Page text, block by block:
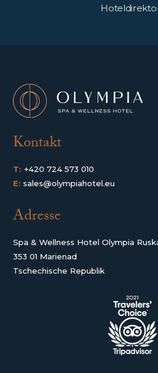
Kontakt
T: +420 724 573 010
E: sales@olympiahotel.eu
Adresse
Spa & Wellness Hotel Olympia
353 01 Marienad
Tschechische Republik